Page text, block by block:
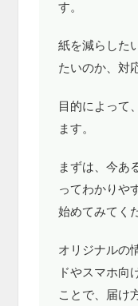
す。
紙を減らした
たいのか、対
目的によって
ます。
まずは、今あ
ってわかりや
始めてみてく
オリジナルの
ドやスマホ向
ことで、届け